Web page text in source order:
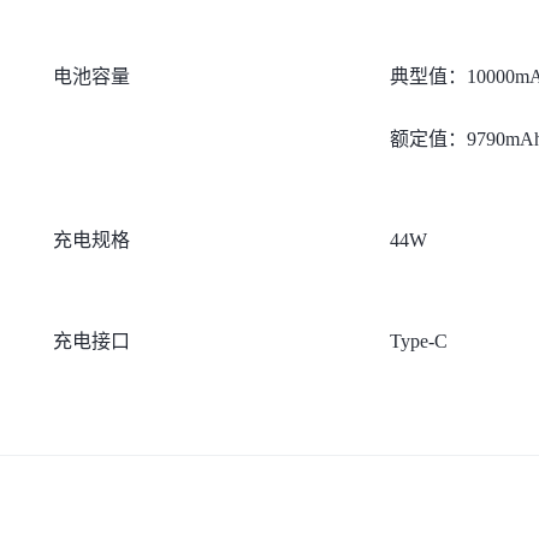
电池容量 典型值：
额定值：
充电规格 44W
充电接口 Type-C